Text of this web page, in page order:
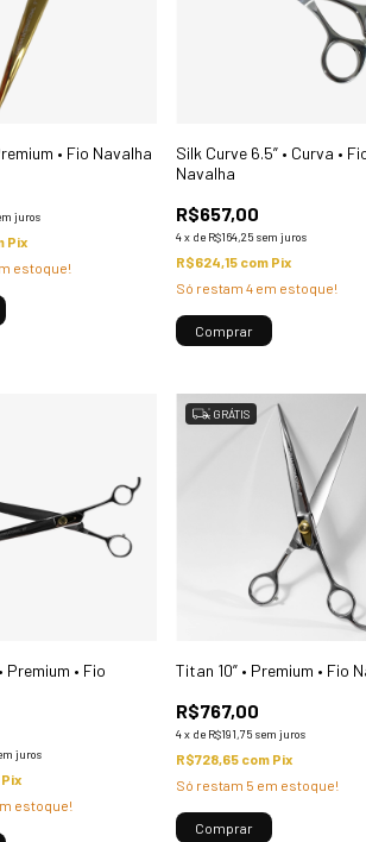
• Fio Navalha
juros
Pix
estoque!
Silk Curve 6.5” • Curva •
Navalha
R$657,00
4x de R$164,25sem juros
R$624,15 com Pix
Só restam4 em estoque!
Premium • Fio
juros
Pix
estoque!
GRÁTIS
Titan 10” • Premium • Fio
R$767,00
4x de R$191,75sem juros
R$728,65 com Pix
Só restam 5 em estoque!